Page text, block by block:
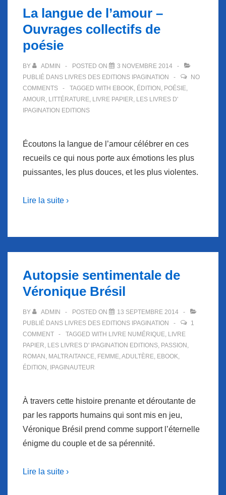
La langue de l’amour –
Ouvrages collectifs de
poésie
BY ADMIN POSTED ON
3 NOVEMBRE 2014
PUBLIÉ DANS LIVRES DES EDITIONS IPAGINATION
NO
COMMENTS
TAGGED WITH EBOOK ÉDITION POÉSIE
AMOUR LITTÉRATURE LIVRE PAPIER LES LIVRES D'
IPAGINATION EDITIONS
Écoutons la langue de l’amour célébrer en ces
recueils ce qui nous porte aux émotions les plus
puissantes, les plus douces, et les plus violentes.
Lire la suite ›
Autopsie sentimentale de
Véronique Brésil
BY ADMIN POSTED ON
13 SEPTEMBRE 2014
PUBLIÉ DANS LIVRES DES EDITIONS IPAGINATION
1
COMMENT
TAGGED WITH LIVRE NUMÉRIQUE LIVRE
PAPIER LES LIVRES D' IPAGINATION EDITIONS PASSION
ROMAN MALTRAITANCE FEMME ADULTÈRE EBOOK
ÉDITION IPAGINAUTEUR
À travers cette histoire prenante et déroutante de
par les rapports humains qui sont mis en jeu,
Véronique Brésil prend comme support l’éternelle
énigme du couple et de sa pérennité.
Lire la suite ›